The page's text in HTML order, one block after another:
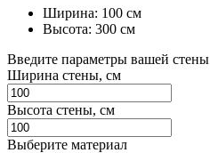
Ширина: 100 см
Высота: 300 см
Введите параметры вашей стены
Ширина стены, см
Высота стены, см
Выберите материал